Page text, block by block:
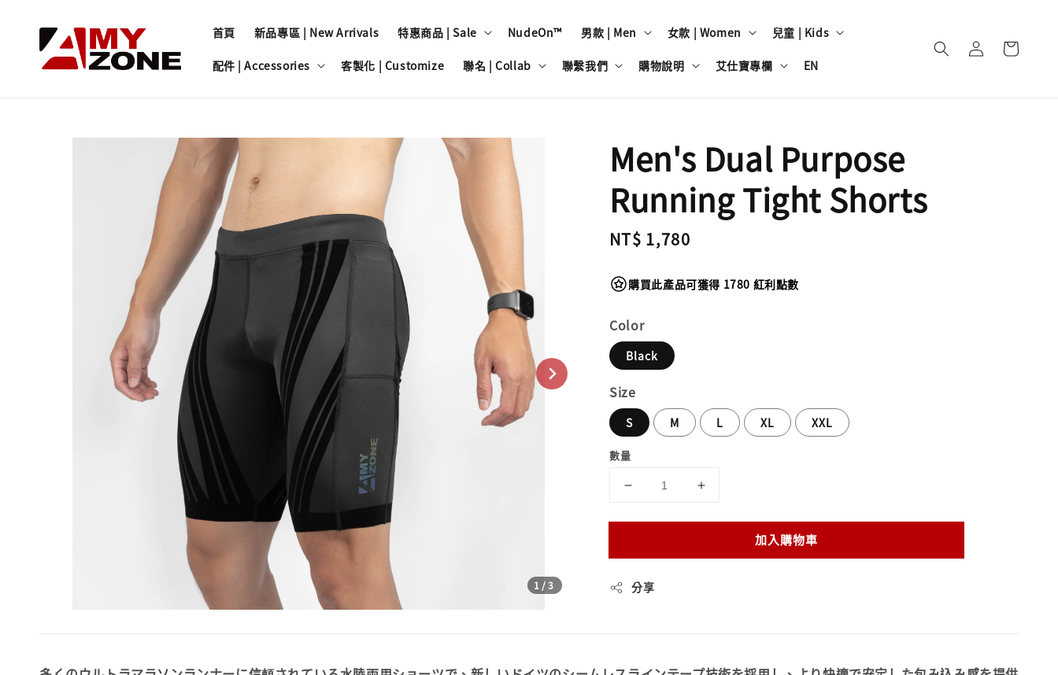
首頁 新品專區 | New Arrivals 特惠商品 | Sale NudeOn™ 男款 | Men 女款 | Women 兒童 | Kids
配件 | Accessories 客製化 | Customize 聯名 | Collab 聯繫我們 購物說明 艾仕寶專欄 EN
1 /3
Men's Dual Purpose
Running Tight Shorts
Regular
NT$ 1,780
購買此產品可獲得 1780 紅利點數
Color
Black
Size
S M L XL XXL
數量
加入購物車
分享